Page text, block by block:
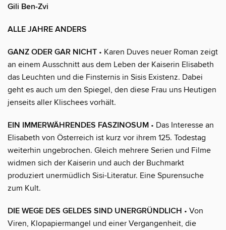
Gili Ben-Zvi
ALLE JAHRE ANDERS
GANZ ODER GAR NICHT • Karen Duves neuer Roman zeigt
an einem Ausschnitt aus dem Leben der Kaiserin Elisabeth
das Leuchten und die Finsternis in Sisis Existenz. Dabei
geht es auch um den Spiegel, den diese Frau uns Heutigen
jenseits aller Klischees vorhält.
EIN IMMERWÄHRENDES FASZINOSUM • Das Interesse an
Elisabeth von Österreich ist kurz vor ihrem 125. Todestag
weiterhin ungebrochen. Gleich mehrere Serien und Filme
widmen sich der Kaiserin und auch der Buchmarkt
produziert unermüdlich Sisi-Literatur. Eine Spurensuche
zum Kult.
DIE WEGE DES GELDES SIND UNERGRÜNDLICH • Von
Viren, Klopapiermangel und einer Vergangenheit, die